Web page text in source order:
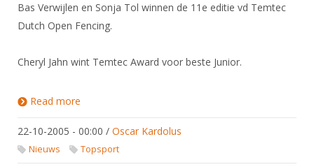
Bas Verwijlen en Sonja Tol winnen de 11e editie vd Temtec
Dutch Open Fencing.
Cheryl Jahn wint Temtec Award voor beste Junior.
Read more
22-10-2005 - 00:00 / Oscar Kardolus
Nieuws Topsport